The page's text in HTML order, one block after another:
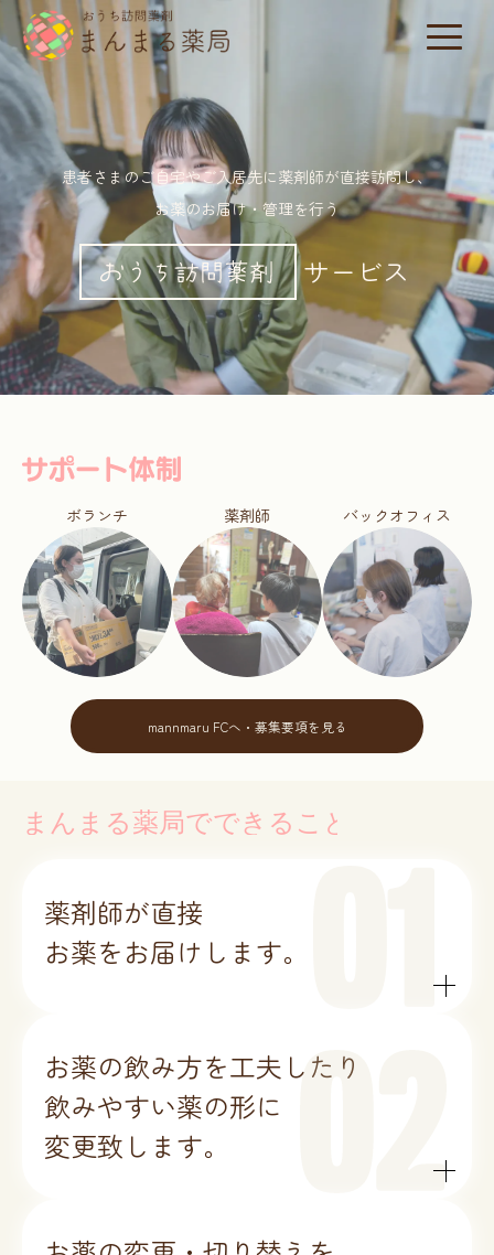
患者さまのご自宅やご入居先に薬剤師が直接訪問し、
お薬のお届け・管理を行う
サービス
ボランチ 薬剤師 バックオフィス
mannmaru FCへ・募集要項を見る
薬剤師が直接
お薬をお届けします。
お薬の飲み方を工夫したり
飲みやすい薬の形に
変更致します。